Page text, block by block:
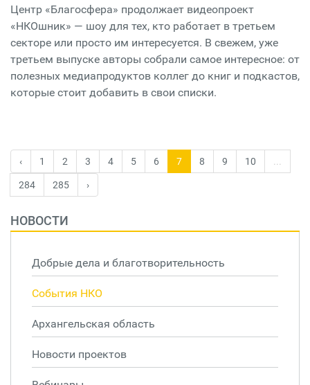
Центр «Благосфера» продолжает видеопроект
«НКОшник» — шоу для тех, кто работает в третьем
секторе или просто им интересуется. В свежем, уже
третьем выпуске авторы собрали самое интересное: от
полезных медиапродуктов коллег до книг и подкастов,
которые стоит добавить в свои списки.
‹ 1 2 3 4 5 6 7 8 9 10
284 285 ›
НОВОСТИ
Добрые дела и благотворительность
События НКО
Архангельская область
Новости проектов